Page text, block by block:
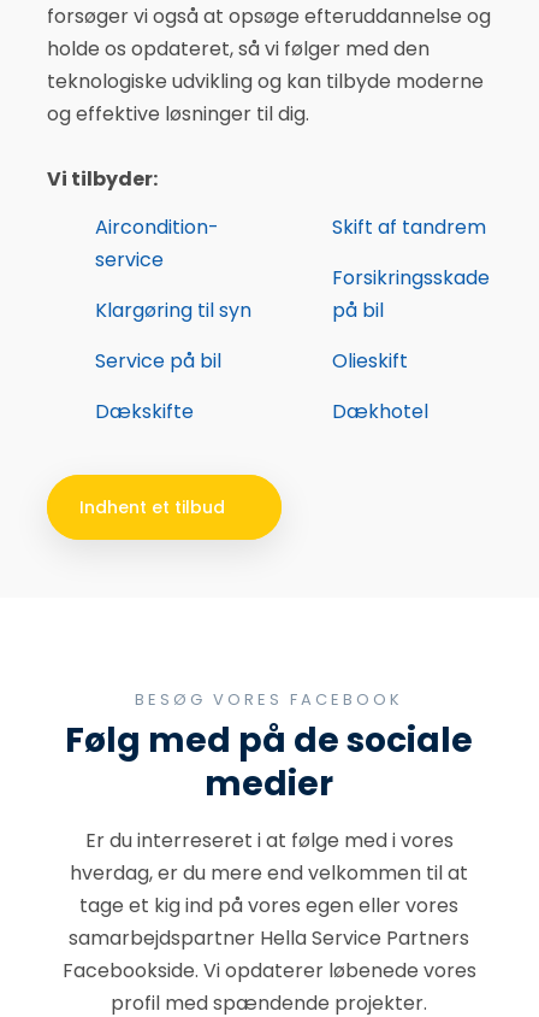
forsøger vi også at opsøge efteruddannelse og
holde os opdateret, så vi følger med den
teknologiske udvikling og kan tilbyde moderne
og effektive løsninger til dig.
Vi tilbyder:
Aircondition-
service
Klargøring til syn
Service på bil
Dækskifte
Skift af tandrem
Forsikringsskade
på bil
Olieskift
Dækhotel
Indhent et tilbud
BESØG VORES FACEBOOK
​Følg med på de sociale
medier
Er du interreseret i at følge med i vores
hverdag, er du mere end velkommen til at
tage et kig ind på vores egen eller vores
samarbejdspartner Hella Service Partners
Facebookside​. Vi opdaterer løbenede vores
profil med spændende projekter.